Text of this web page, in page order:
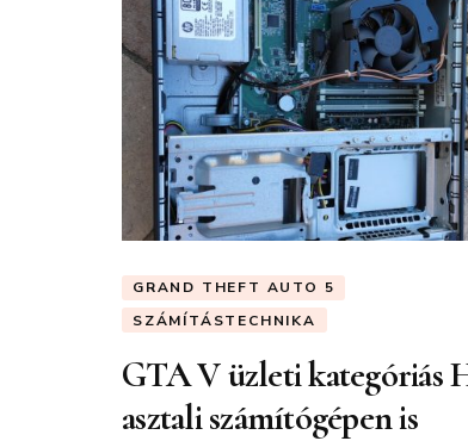
GRAND THEFT AUTO 5
SZÁMÍTÁSTECHNIKA
GTA V üzleti kategóriás
asztali számítógépen is